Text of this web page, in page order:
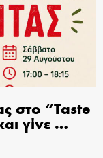
στο “Taste
γίνε …